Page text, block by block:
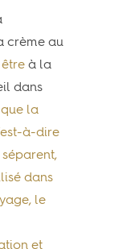
crème au
à la
dans
la
à-dire
dans
le
et